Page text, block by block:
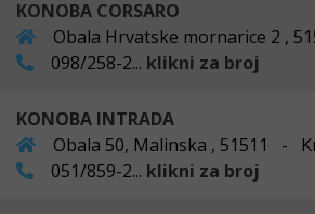
KONOBA CORSARO
Obala Hrvatske mornarice 2 ,
098/258-2... klikni za broj
KONOBA INTRADA
Obala 50, Malinska , 51511 -
051/859-2... klikni za broj